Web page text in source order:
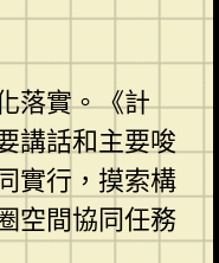
落實。《計
講話和主要唆
實行，摸索構
空間協同任務